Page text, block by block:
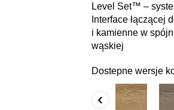
Level Set™ –
Interface łączącej
i kamienne w
wąskiej
Dostepne wersje